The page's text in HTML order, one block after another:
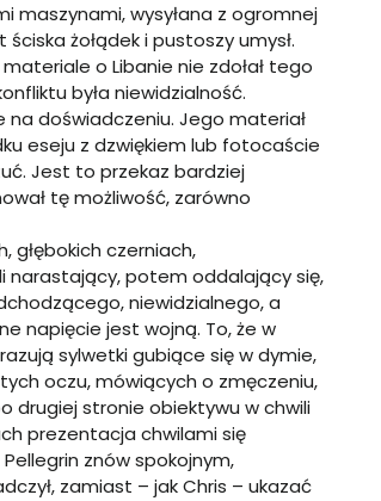
maszynami, wysyłana z ogromnej
żołądek i pustoszy umysł.
o Libanie nie zdołał tego
była niewidzialność.
doświadczeniu. Jego materiał
eseju z dzwiękiem lub fotocaście
Jest to przekaz bardziej
tę możliwość, zarówno
głębokich czerniach,
narastający, potem oddalający się,
niewidzialnego, a
napięcie jest wojną. To, że w
sylwetki gubiące się w dymie,
oczu, mówiących o zmęczeniu,
drugiej stronie obiektywu w chwili
prezentacja chwilami się
znów spokojnym,
zamiast – jak Chris – ukazać